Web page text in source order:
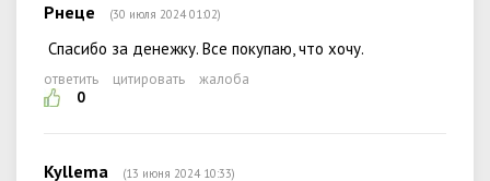
Рнеце (30 июля 2024 01:02)
Спасибо за денежку. Все покупаю, что хочу.
ответить цитировать
жалоба
0
Kyllema (13 июня 2024 10:33)